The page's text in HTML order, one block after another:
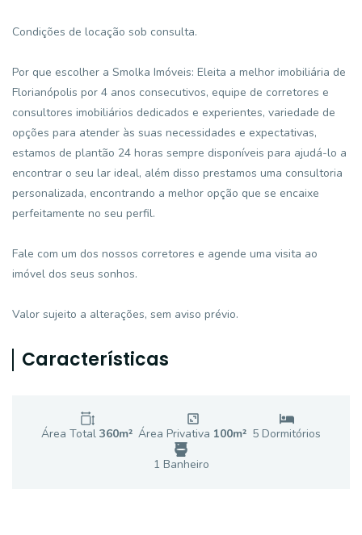
Condições de locação sob consulta.
Por que escolher a Smolka Imóveis: Eleita a melhor imobiliária de
Florianópolis por 4 anos consecutivos, equipe de corretores e
consultores imobiliários dedicados e experientes, variedade de
opções para atender às suas necessidades e expectativas,
estamos de plantão 24 horas sempre disponíveis para ajudá-lo a
encontrar o seu lar ideal, além disso prestamos uma consultoria
personalizada, encontrando a melhor opção que se encaixe
perfeitamente no seu perfil.
Fale com um dos nossos corretores e agende uma visita ao
imóvel dos seus sonhos.
Valor sujeito a alterações, sem aviso prévio.
Características
Área Total 360m² Área Privativa 100m² 5 Dormitórios
1 Banheiro